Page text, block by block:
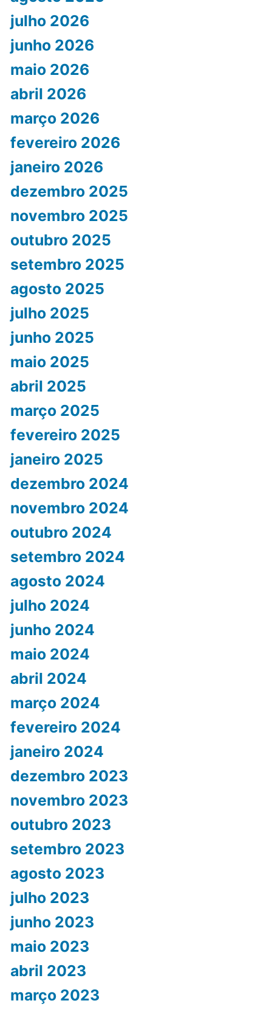
julho 2026
junho 2026
maio 2026
abril 2026
março 2026
fevereiro 2026
janeiro 2026
dezembro 2025
novembro 2025
outubro 2025
setembro 2025
agosto 2025
julho 2025
junho 2025
maio 2025
abril 2025
março 2025
fevereiro 2025
janeiro 2025
dezembro 2024
novembro 2024
outubro 2024
setembro 2024
agosto 2024
julho 2024
junho 2024
maio 2024
abril 2024
março 2024
fevereiro 2024
janeiro 2024
dezembro 2023
novembro 2023
outubro 2023
setembro 2023
agosto 2023
julho 2023
junho 2023
maio 2023
abril 2023
março 2023